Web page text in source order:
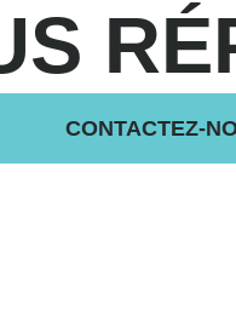
CONTACTEZ-